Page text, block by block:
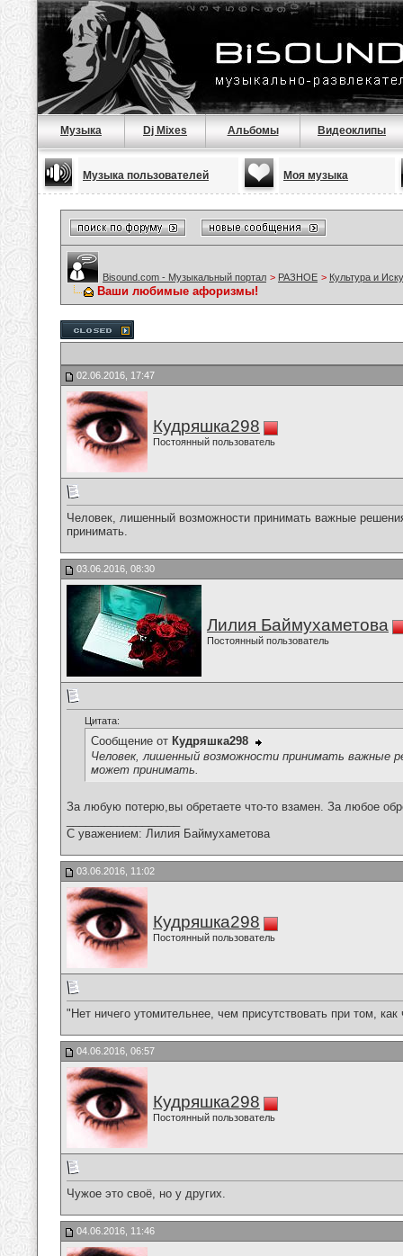
Музыка Dj Mixes Альбомы Видеоклипы
Музыка пользователей Моя музыка
Bisound.com - Музыкальный портал > РАЗНОЕ > Культура и
Ваши любимые афоризмы!
02.06.2016, 17:47
Кудряшка298
Постоянный пользователь
Человек, лишенный возможности принимать важные
принимать.
03.06.2016, 08:30
Лилия Баймухаметова
Постоянный пользователь
Цитата:
Сообщение от Кудряшка298
Человек, лишенный возможности принимать
может принимать.
За любую потерю,вы обретаете что-то взамен. За любое
С уважением: Лилия Баймухаметова
03.06.2016, 11:02
Кудряшка298
Постоянный пользователь
"Нет ничего утомительнее, чем присутствовать при том,
04.06.2016, 06:57
Кудряшка298
Постоянный пользователь
Чужое это своё, но у других.
04.06.2016, 11:46